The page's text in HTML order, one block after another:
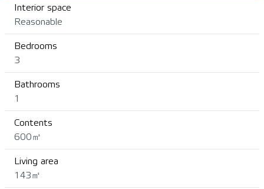
Interior space
Reasonable
Bedrooms
3
Bathrooms
1
Contents
600㎥
Living area
143㎡